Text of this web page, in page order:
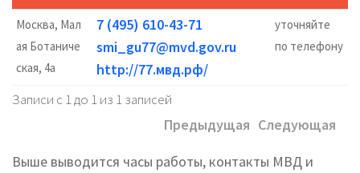
Москва, Мал
ая Ботаниче
ская, 4а
7 (495) 610-43-71
smi_gu77@mvd.gov.ru
http://77.мвд.рф/
уточняйте
по телефону
Записи с 1 до 1 из 1 записей
Предыдущая Следующая
Выше выводится часы работы, контакты МВД и